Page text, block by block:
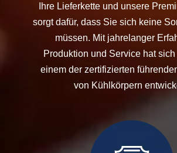
Ihre Lieferkette und unsere
sorgt dafür, dass Sie sich keine
müssen. Mit jahrelanger
Produktion und Service hat
einem der zertifizierten
von Kühlkörpern